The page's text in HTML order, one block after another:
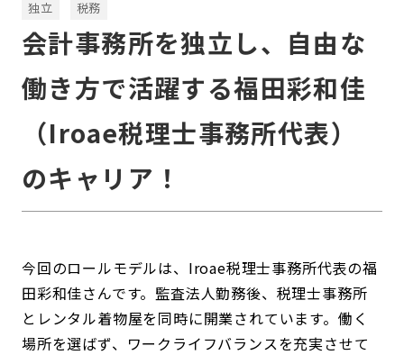
独立
税務
会計事務所を独立し、自由な
働き方で活躍する福田彩和佳
（Iroae税理士事務所代表）
のキャリア！
今回のロールモデルは、Iroae税理士事務所代表の福
田彩和佳さんです。監査法人勤務後、税理士事務所
とレンタル着物屋を同時に開業されています。働く
場所を選ばず、ワークライフバランスを充実させて